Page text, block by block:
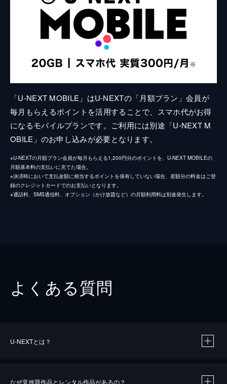
「U-NEXT MOBILE」はU-NEXTの「月額プラン」会員が
毎月もらえるポイントを活用することで、スマホ代がお得
になるモバイルプランです。ご利用には別途「U-NEXT M
OBILE」のお申し込みが必要となります。
※U-NEXTの月額プラン会員が毎月もらえる1,200円分のポイントを、U-NEXT MOBILEの
月額基本料の支払いに充てた場合。
※決済時において支払金額に相当するポイントを保有していない場合、差額分の料金はご登
録のクレジットカードでのお支払いとなります。
※通話料、SMS通信料、オプション（かけ放題など）の月額利用料は別途発生します。
よくある質問
U-NEXTとは？
なぜ見放題作品とレンタル作品があるの？